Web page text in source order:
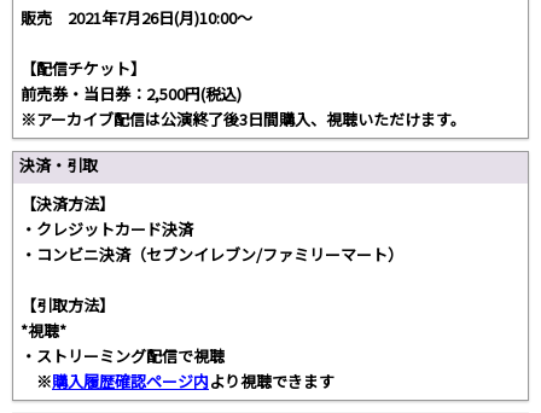
販売 2021年7月26日(月)10:00～
【配信チケット】
前売券・当日券：2,500円(税込)
※アーカイブ配信は公演終了後3日間購入、視聴いただけます。
決済・引取
【決済方法】
・クレジットカード決済
・コンビニ決済（セブンイレブン/ファミリーマート）
【引取方法】
*視聴*
・ストリーミング配信で視聴
※購入履歴確認ページ内より視聴できます